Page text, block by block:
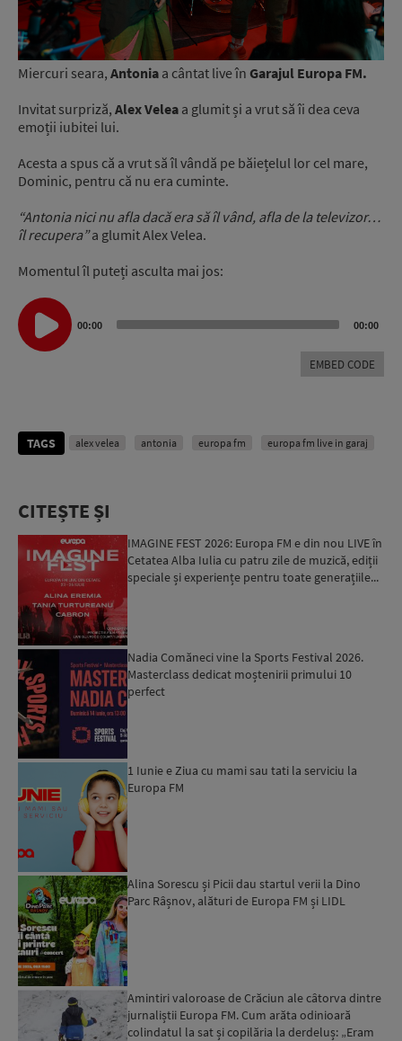
Miercuri seara, Antonia a cântat live în Garajul Europa FM.
Invitat surpriză, Alex Velea a glumit și a vrut să îi dea ceva
emoții iubitei lui.
Acesta a spus că a vrut să îl vândă pe băiețelul lor cel mare,
Dominic, pentru că nu era cuminte.
“Antonia nici nu afla dacă era să îl vând, afla de la televizor…
îl recupera”a glumit Alex Velea.
Momentul îl puteți asculta mai jos:
Audio
Player
00:00 00:00
EMBED CODE
TAGS alex velea antonia europa fm europa fm live in garaj
CITEȘTE ȘI
IMAGINE FEST 2026: Europa FM e din nou LIVE în
Cetatea Alba Iulia cu patru zile de muzică, ediții
speciale și experiențe pentru toate generațiile...
Nadia Comăneci vine la Sports Festival 2026.
Masterclass dedicat moștenirii primului 10
perfect
1 Iunie e Ziua cu mami sau tati la serviciu la
Europa FM
Alina Sorescu și Picii dau startul verii la Dino
Parc Râșnov, alături de Europa FM și LIDL
Amintiri valoroase de Crăciun ale câtorva dintre
jurnaliștii Europa FM. Cum arăta odinioară
colindatul la sat și copilăria la derdeluș: „Eram